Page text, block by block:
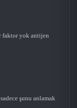
faktor yok antijen
şunu anlamak